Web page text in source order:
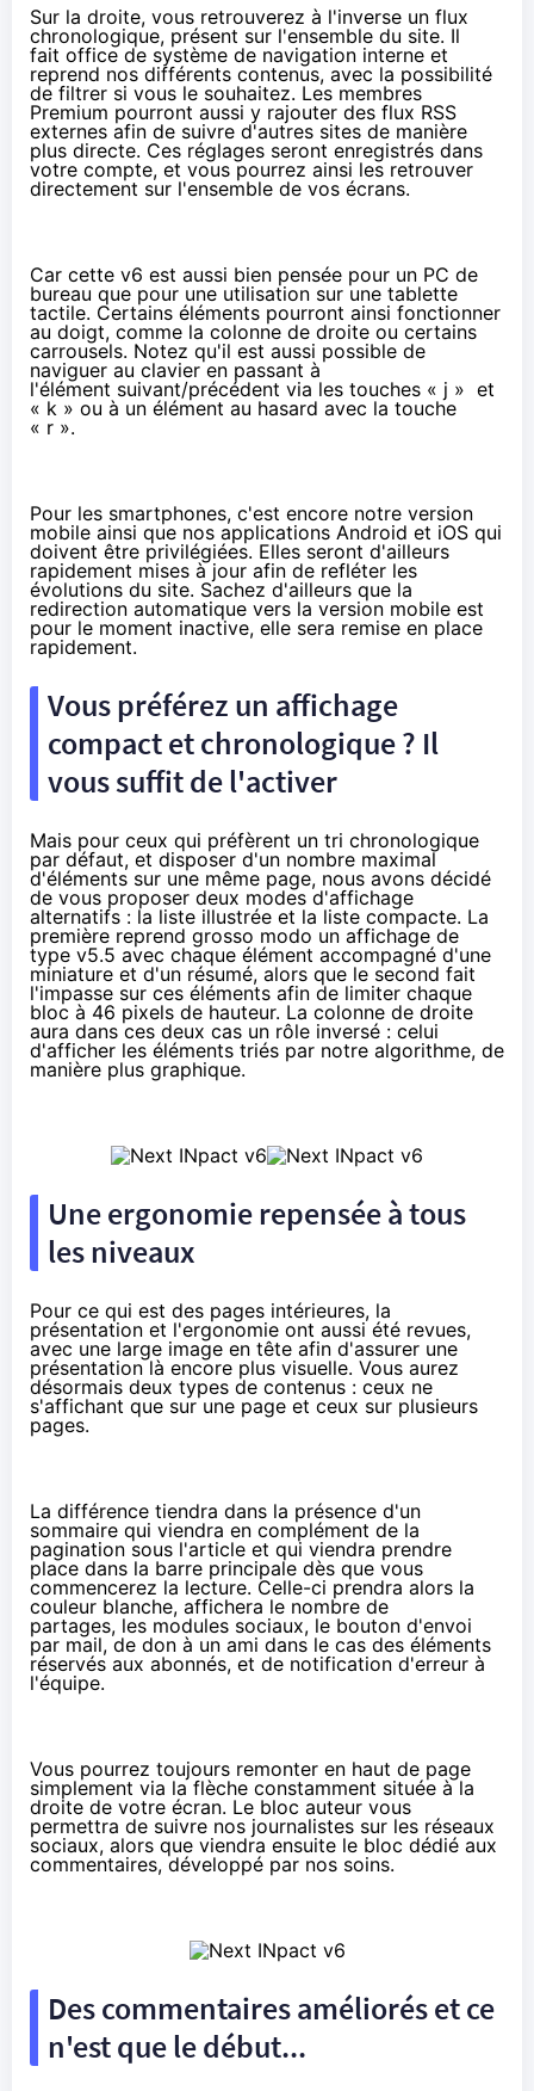
Sur la droite, vous retrouverez à l'inverse un flux
chronologique, présent sur l'ensemble du site. Il
fait office de système de navigation interne et
reprend nos différents contenus, avec la possibilité
de filtrer si vous le souhaitez. Les membres
Premium pourront aussi y rajouter des flux RSS
externes afin de suivre d'autres sites de manière
plus directe. Ces réglages seront enregistrés dans
votre compte, et vous pourrez ainsi les retrouver
directement sur l'ensemble de vos écrans.
Car cette v6 est aussi bien pensée pour un PC de
bureau que pour une utilisation sur une tablette
tactile. Certains éléments pourront ainsi fonctionner
au doigt, comme la colonne de droite ou certains
carrousels. Notez qu'il est aussi possible de
naviguer au clavier en passant à
l'élément suivant/précédent via les touches « j » et
« k » ou à un élément au hasard avec la touche
« r ».
Pour les smartphones, c'est encore notre version
mobile ainsi que nos applications Android et iOS qui
doivent être privilégiées. Elles seront d'ailleurs
rapidement mises à jour afin de refléter les
évolutions du site. Sachez d'ailleurs que la
redirection automatique vers la version mobile est
pour le moment inactive, elle sera remise en place
rapidement.
Vous préférez un affichage
compact et chronologique ? Il
vous suffit de l'activer
Mais pour ceux qui préfèrent un tri chronologique
par défaut, et disposer d'un nombre maximal
d'éléments sur une même page, nous avons décidé
de vous proposer deux modes d'affichage
alternatifs : la liste illustrée et la liste compacte. La
première reprend grosso modo un affichage de
type v5.5 avec chaque élément accompagné d'une
miniature et d'un résumé, alors que le second fait
l'impasse sur ces éléments afin de limiter chaque
bloc à 46 pixels de hauteur. La colonne de droite
aura dans ces deux cas un rôle inversé : celui
d'afficher les éléments triés par notre algorithme, de
manière plus graphique.
Une ergonomie repensée à tous
les niveaux
Pour ce qui est des pages intérieures, la
présentation et l'ergonomie ont aussi été revues,
avec une large image en tête afin d'assurer une
présentation là encore plus visuelle. Vous aurez
désormais deux types de contenus : ceux ne
s'affichant que sur une page et ceux sur plusieurs
pages.
La différence tiendra dans la présence d'un
sommaire qui viendra en complément de la
pagination sous l'article et qui viendra prendre
place dans la barre principale dès que vous
commencerez la lecture. Celle-ci prendra alors la
couleur blanche, affichera le nombre de
partages, les modules sociaux, le bouton d'envoi
par mail, de don à un ami dans le cas des éléments
réservés aux abonnés, et de notification d'erreur à
l'équipe.
Vous pourrez toujours remonter en haut de page
simplement via la flèche constamment située à la
droite de votre écran. Le bloc auteur vous
permettra de suivre nos journalistes sur les réseaux
sociaux, alors que viendra ensuite le bloc dédié aux
commentaires, développé par nos soins.
Des commentaires améliorés et ce
n'est que le début...